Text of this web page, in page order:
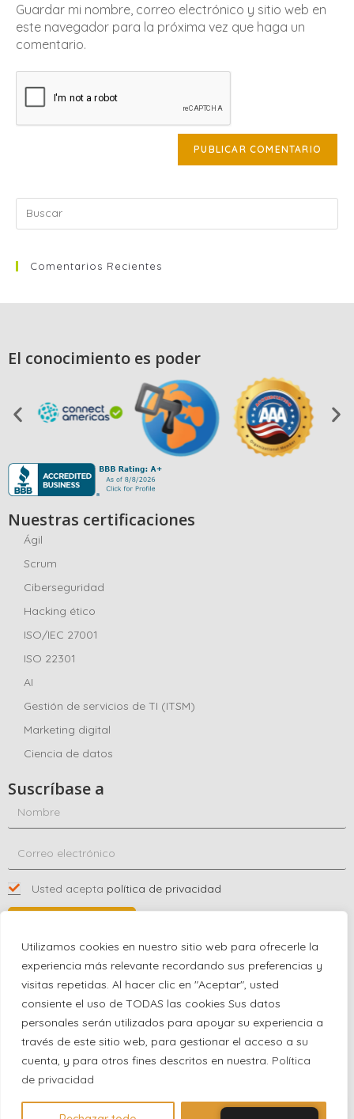
Utilizamos cookies en nuestro sitio web para ofrecerle la
experiencia más relevante recordando sus preferencias y
visitas repetidas. Al hacer clic en "Aceptar", usted
consiente el uso de TODAS las cookies Sus datos
personales serán utilizados para apoyar su experiencia a
través de este sitio web, para gestionar el acceso a su
cuenta, y para otros fines descritos en nuestra. Política
de privacidad
Guardar mi nombre, correo electrónico y sitio web en
este navegador para la próxima vez que haga un
comentario.
Comentarios Recientes
El conocimiento es poder
Nuestras certificaciones
Ágil
Scrum
Ciberseguridad
Hacking ético
ISO/IEC 27001
ISO 22301
AI
Gestión de servicios de TI (ITSM)
Marketing digital
Ciencia de datos
Suscríbase a
Usted acepta política de privacidad
Póngase en contacto con nosotros
+1 (863) 591-0316
+1 (866) 480-9591
partnernetwork@certjoin.com
4300 Biscayne Blvd Suite 203 Miami, Florida 33137
2026 © All rights reserved Certjoin LLC | Support by CVGroup.co